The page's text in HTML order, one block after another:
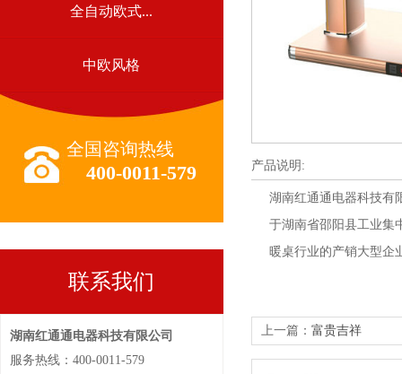
全自动欧式...
中欧风格
全国咨询热线
400-0011-579
联系我们
湖南红通通电器科技有限公司
服务热线：400-0011-579
产品说明:
湖南红通通电器科技有
于湖南省邵阳县工业集
暖桌行业的产销大型企
上一篇： 富贵吉祥